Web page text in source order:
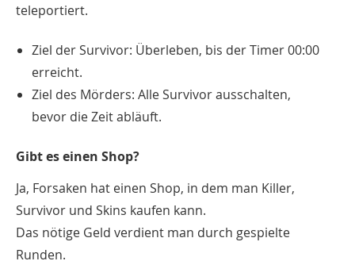
teleportiert.
Ziel der Survivor: Überleben, bis der Timer 00:00
erreicht.
Ziel des Mörders: Alle Survivor ausschalten,
bevor die Zeit abläuft.
Gibt es einen Shop?
Ja, Forsaken hat einen Shop, in dem man Killer,
Survivor und Skins kaufen kann.
Das nötige Geld verdient man durch gespielte
Runden.